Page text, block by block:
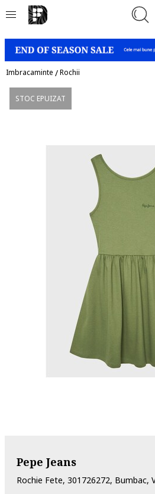
Imbracaminte /Rochii
STOC EPUIZAT
Pepe Jeans
Rochie Fete, 301726272, Bumbac,